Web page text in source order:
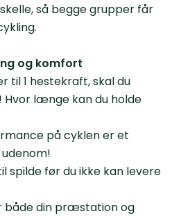
så begge grupper får
og komfort
til 1 hestekraft, skal du
længe kan du holde
på cyklen er et
spilde før du ikke kan levere
din præstation og